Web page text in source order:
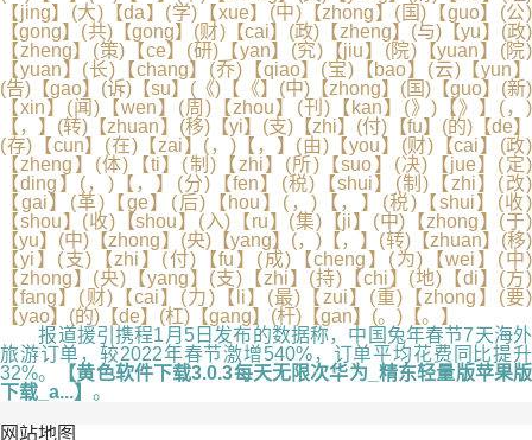
【jing】(大)【da】(学)【xue】(中)【zhong】(国)【guo】(公)
【gong】(共)【gong】(财)【cai】(政)【zheng】(与)【yu】(政)
【zheng】(策)【ce】(研)【yan】(究)【jiu】(院)【yuan】(院)
【yuan】(长)【chang】(乔)【qiao】(宝)【bao】(云)【yun】
(告)【gao】(诉)【su】(《)【《】(中)【zhong】(国)【guo】(新)
【xin】(闻)【wen】(周)【zhou】(刊)【kan】(》)【》】(，)
【，】(转)【zhuan】(移)【yi】(支)【zhi】(付)【fu】(的)【de】
(存)【cun】(在)【zai】(，)【，】(由)【you】(财)【cai】(政)
【zheng】(体)【ti】(制)【zhi】(所)【suo】(决)【jue】(定)
【ding】(，)【，】(分)【fen】(税)【shui】(制)【zhi】(改)
【gai】(革)【ge】(后)【hou】(，)【，】(税)【shui】(收)
【shou】(收)【shou】(入)【ru】(集)【ji】(中)【zhong】(于)
【yu】(中)【zhong】(央)【yang】(，)【，】(转)【zhuan】(移)
【yi】(支)【zhi】(付)【fu】(成)【cheng】(为)【wei】(中)
【zhong】(央)【yang】(支)【zhi】(持)【chi】(地)【di】(方)
【fang】(财)【cai】(力)【li】(最)【zui】(重)【zhong】(要)
【yao】(的)【de】(杠)【gang】(杆)【gan】(。)【。】
报道援引携程1月5日发布的数据称，中国兔年春节7天海外
旅游订单，较2022年春节激增540%，订单平均花费同比提升
32%。
【黄色软件下载3.0.3每天无限次华为_精东轻量版苹果版
下载_a...】 。
网站地图